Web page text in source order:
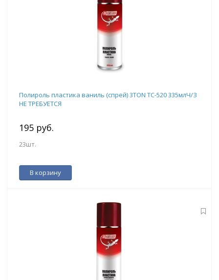
Полироль пластика ваниль (спрей) 3TON ТС-520 335млЧ/З
НЕ ТРЕБУЕТСЯ
195 руб.
23шт.
В корзину